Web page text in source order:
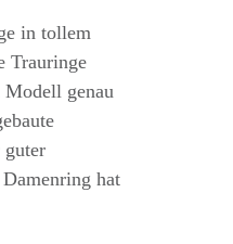
in tollem
Trauringe
Modell genau
guter
hat